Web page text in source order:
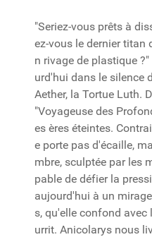
"Seriez-vous prêts à
ez-vous le dernier titan
n rivage de plastique
urd'hui dans le silence
Aether, la Tortue Luth.
"Voyageuse des
es ères éteintes.
e porte pas d'écaille,
mbre, sculptée par les
pable de défier la
aujourd'hui à un
s, qu'elle confond avec
urrit. Anicolarys nous